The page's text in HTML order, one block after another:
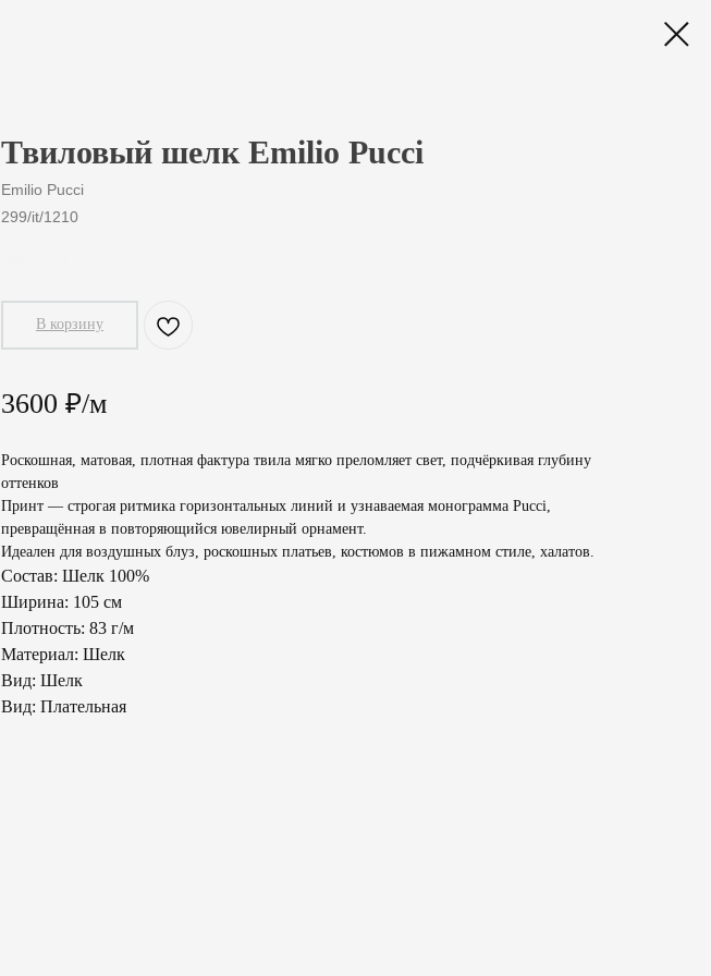
Твиловый шелк Emilio Pucci
Emilio Pucci
299/it/1210
В корзину
3600 ₽/м
Роскошная, матовая, плотная фактура твила мягко преломляет свет, подчёркивая глубину
оттенков
Принт — строгая ритмика горизонтальных линий и узнаваемая монограмма Pucci,
превращённая в повторяющийся ювелирный орнамент.
Идеален для воздушных блуз, роскошных платьев, костюмов в пижамном стиле, халатов.
Состав: Шелк 100%
Ширина: 105 см
Плотность: 83 г/м
Материал: Шелк
Вид: Шелк
Вид: Плательная